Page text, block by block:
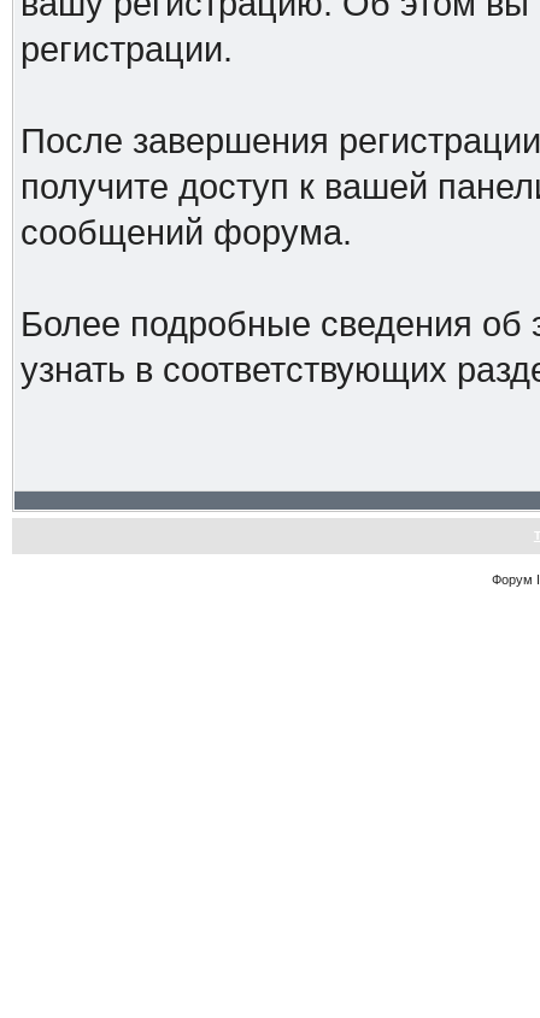
регистрации.
После завершения
получите доступ к вашей
сообщений форума.
Более подробные сведения
узнать в соответствующих
Форум